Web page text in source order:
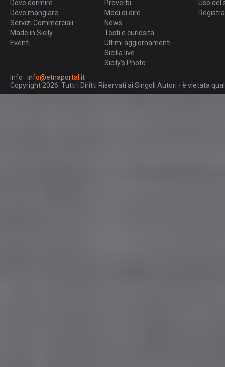
Dove dormire
Dove mangiare
Servizi Commerciali
Made in Sicily
Eventi
Proverbi
Modi di dire
News
Testi e curiosita'
Ultimi aggiornamenti
Sicilia live
Sicily's Photo
Uso del
Info : info@etnaportal.it
Copyright 2026. Tutti i Diritti Riservati ai Singoli Autori - è vietata